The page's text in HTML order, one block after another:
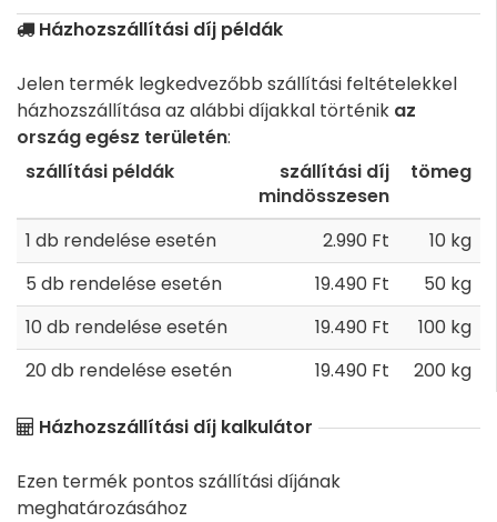
Házhozszállítási díj példák
Jelen termék legkedvezőbb szállítási feltételekkel
házhozszállítása az alábbi díjakkal történik az
ország egész területén:
szállítási példák
szállítási díj
mindösszesen
tömeg
1 db rendelése esetén 2.990 Ft
10 kg
5 db rendelése esetén
19.490 Ft
50 kg
10 db rendelése esetén
19.490 Ft
100 kg
20 db rendelése esetén
19.490 Ft 200 kg
Házhozszállítási díj kalkulátor
Ezen termék pontos szállítási díjának
meghatározásához